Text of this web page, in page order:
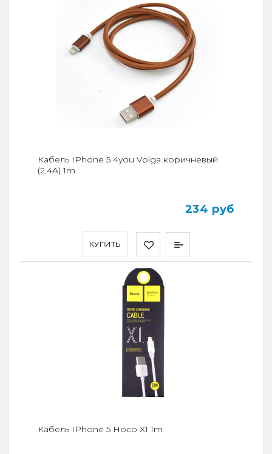
КУПИТЬ
Кабель IPhone 5 4you Volga коричневый
(2.4A) 1m
234 руб
Кабель IPhone 5 Hoco X1 1m